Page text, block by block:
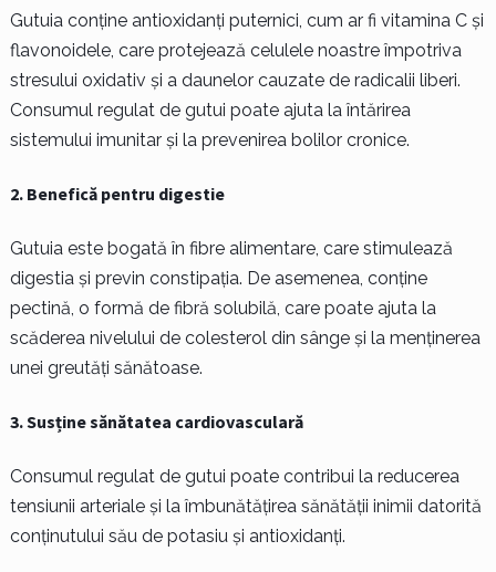
Gutuia conține antioxidanți puternici, cum ar fi vitamina C și
flavonoidele, care protejează celulele noastre împotriva
stresului oxidativ și a daunelor cauzate de radicalii liberi.
Consumul regulat de gutui poate ajuta la întărirea
sistemului imunitar și la prevenirea bolilor cronice.
2. Benefică pentru digestie
Gutuia este bogată în fibre alimentare, care stimulează
digestia și previn constipația. De asemenea, conține
pectină, o formă de fibră solubilă, care poate ajuta la
scăderea nivelului de colesterol din sânge și la menținerea
unei greutăți sănătoase.
3. Susține sănătatea cardiovasculară
Consumul regulat de gutui poate contribui la reducerea
tensiunii arteriale și la îmbunătățirea sănătății inimii datorită
conținutului său de potasiu și antioxidanți.